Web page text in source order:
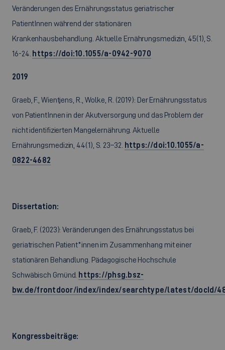
Veränderungen des Ernährungsstatus geriatrischer
PatientInnen während der stationären
Krankenhausbehandlung. Aktuelle Ernährungsmedizin, 45(1), S.
16-24. https://doi:10.1055/a-0942-9070
2019
Graeb, F., Wientjens, R., Wolke, R. (2019): Der Ernährungsstatus
von PatientInnen in der Akutversorgung und das Problem der
nicht identifizierten Mangelernährung. Aktuelle
Ernährungsmedizin, 44(1), S. 23–32. https://doi:10.1055/a-
0822-4682
Dissertation:
Graeb, F. (2023): Veränderungen des Ernährungsstatus bei
geriatrischen Patient*innen im Zusammenhang mit einer
stationären Behandlung. Pädagogische Hochschule
Schwäbisch Gmünd. https://phsg.bsz-
bw.de/frontdoor/index/index/searchtype/latest/docId/
Kongressbeiträge: